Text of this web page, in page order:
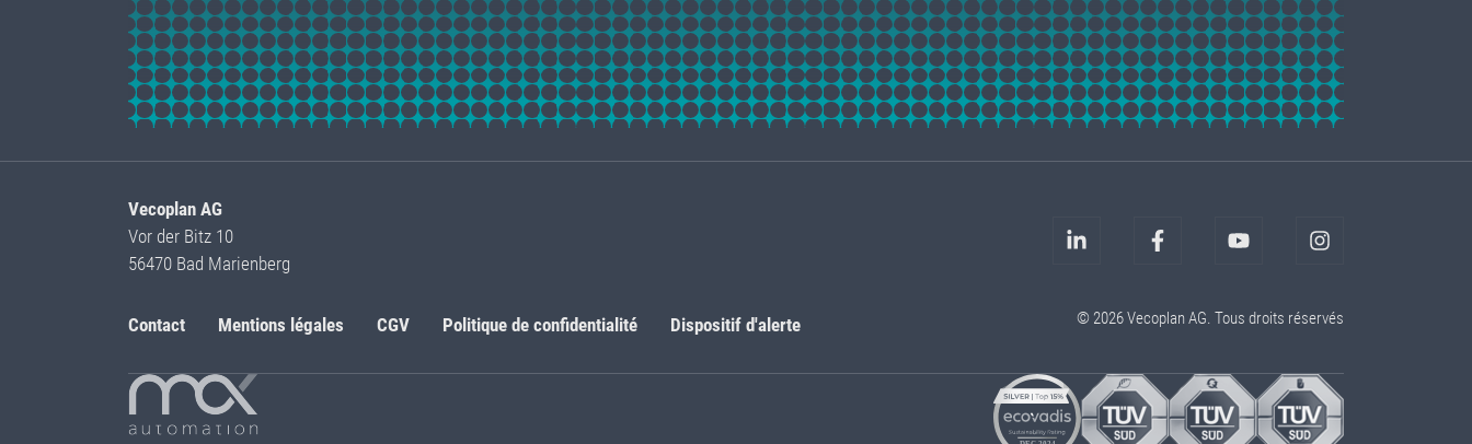
Vecoplan AG
Vor der Bitz 10
56470 Bad Marienberg
Contact Mentions légales CGV Politique de confidentialité Dispositif d'alerte © 2026 Vecoplan AG. Tous droits réservés